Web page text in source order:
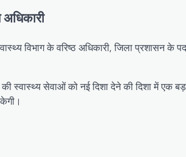
विभाग के वरिष्ठ अधिकारी, जिला प्रशासन के
की स्वास्थ्य सेवाओं को नई दिशा देने की दिशा में